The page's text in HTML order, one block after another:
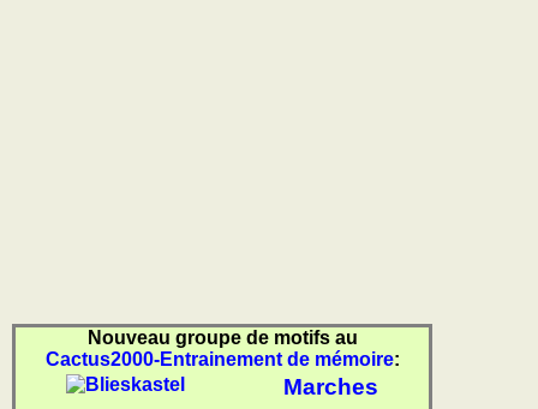
Nouveau groupe de motifs au
Cactus2000-Entrainement de mémoire:
Marches